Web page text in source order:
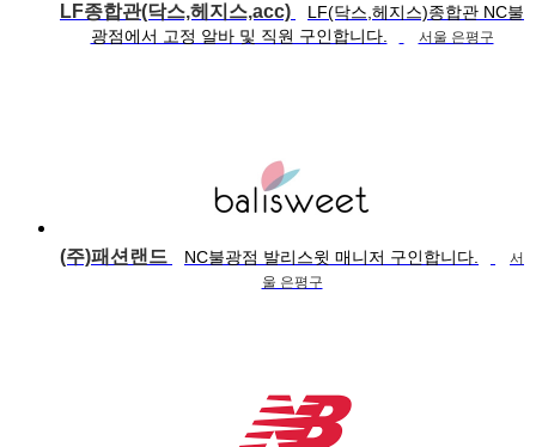
LF종합관(닥스,헤지스,acc)
LF(닥스,헤지스)종합관 NC불
광점에서 고정 알바 및 직원 구인합니다.
서울 은평구
(주)패션랜드 NC불광점 발리스윗 매니저 구인합니다.
서
울 은평구